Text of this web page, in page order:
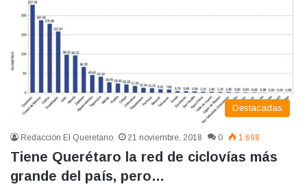
Destacadas
Redacción El Queretano 21 noviembre, 2018 0 1.698
Tiene Querétaro la red de ciclovías más
grande del país, pero…